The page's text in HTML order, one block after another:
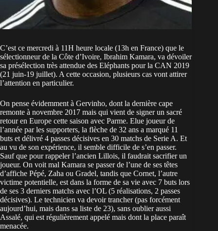
C’est ce mercredi à 11H heure locale (13h en France) que le
sélectionneur de la Côte d’Ivoire, Ibrahim Kamara, va dévoiler
sa présélection très attendue des Eléphants pour la CAN 2019
(21 juin-19 juillet). A cette occasion, plusieurs cas vont attirer
l’attention en particulier.
On pense évidemment à Gervinho, dont la dernière cape
remonte à novembre 2017 mais qui vient de signer un sacré
retour en Europe cette saison avec Parme. Elue joueur de
l’année par les supporters, la flèche de 32 ans a marqué 11
buts et délivré 4 passes décisives en 30 matchs de Serie A. Et
au vu de son expérience, il semble difficile de s’en passer.
Sauf que pour rappeler l’ancien Lillois, il faudrait sacrifier un
joueur. On voit mal Kamara se passer de l’une de ses têtes
d’affiche Pépé, Zaha ou Gradel, tandis que Cornet, l’autre
victime potentielle, est dans la forme de sa vie avec 7 buts lors
de ses 3 derniers matchs avec l’OL (5 réalisations, 2 passes
décisives). Le technicien va devoir trancher (pas forcément
aujourd’hui, mais dans sa liste de 23), sans oublier aussi
Assalé, qui est régulièrement appelé mais dont la place paraît
menacée.